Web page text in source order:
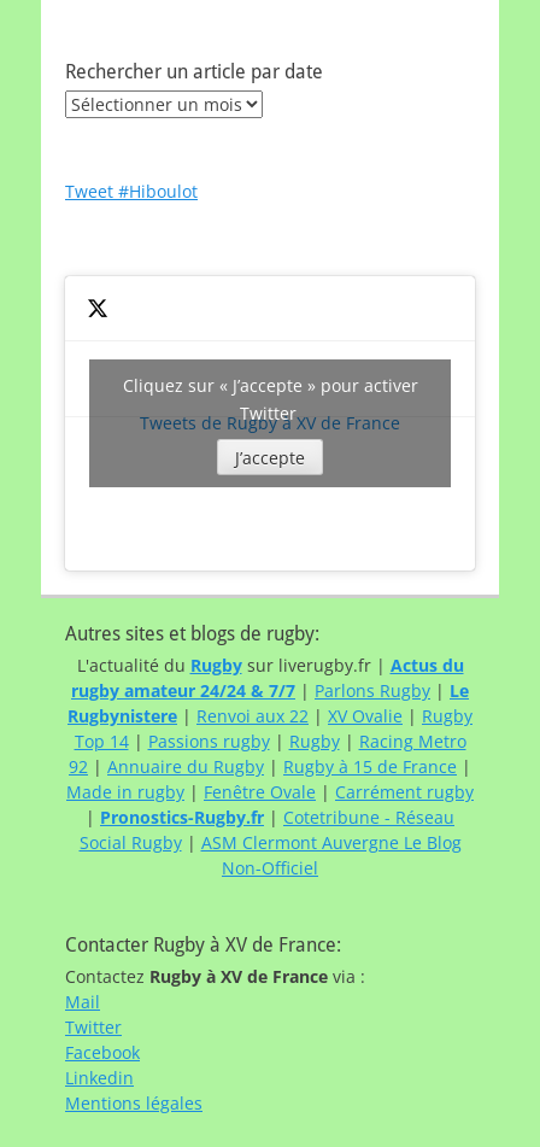
Rechercher un article par date
Rechercher
date
Tweet #Hiboulot
Tweets de Rugby à XV de France
Cliquez sur « J’accepte » pour activer
Twitter
J’accepte
Autres sites et blogs de rugby:
L'actualité du Rugbysur liverugby.fr | Actus du
rugby amateur 24/24 & 7/7 | Parlons Rugby | Le
Rugbynistere | Renvoi aux 22 | XV Ovalie | Rugby
Top 14| Passions rugby| Rugby| Racing Metro
92 | Annuaire du Rugby | Rugby à 15 de France |
Made in rugby | Fenêtre Ovale | Carrément rugby
| Pronostics-Rugby.fr | Cotetribune - Réseau
Social Rugby| ASM Clermont Auvergne Le Blog
Non-Officiel
Contacter Rugby à XV de France:
Contactez Rugby à XV de France via :
Mail
Twitter
Facebook
Linkedin
Mentions légales